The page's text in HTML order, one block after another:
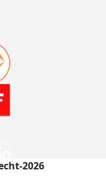
2026